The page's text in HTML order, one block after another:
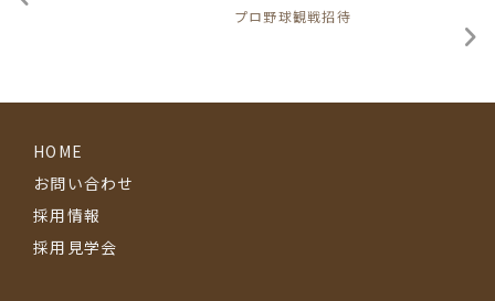
プロ野球観戦招待
HOME
お問い合わせ
採用情報
採用見学会